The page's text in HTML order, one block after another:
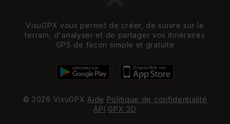
VisuGPX vous permet de créer, de suivre sur le
terrain, d'analyser et de partager vos itinéraires
GPS de façon simple et gratuite
© 2026 VisuGPX Aide Politique de confidentialité
API GPX 3D